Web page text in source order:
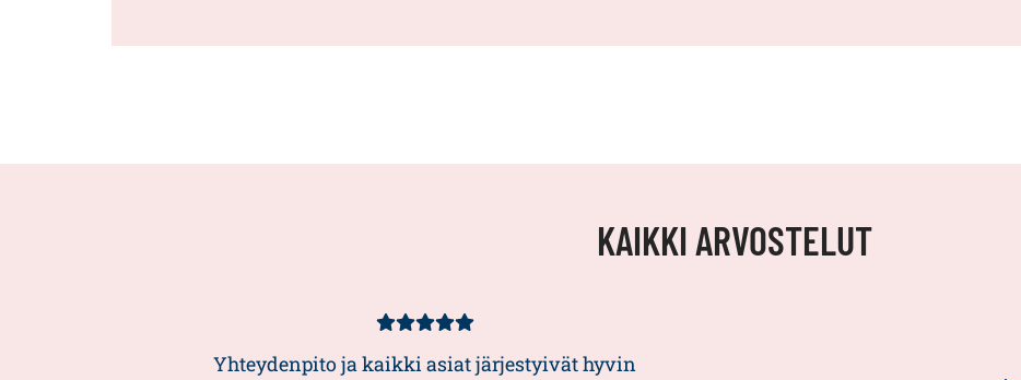
KAIKKI ARVOSTELUT
Kundbetyg
5/5
Yhteydenpito ja kaikki asiat järjestyivät hyvin